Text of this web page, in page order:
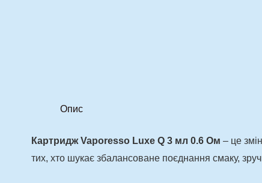
Опис
Картридж Vaporesso Luxe Q 3 мл 0.6 Ом – це
тих, хто шукає збалансоване поєднання смаку,